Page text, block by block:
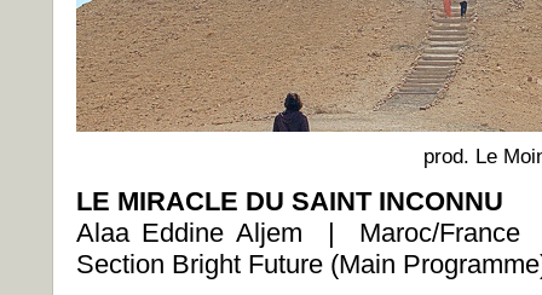
prod. Le
LE MIRACLE DU SAINT INCONNU
Alaa Eddine Aljem | Maroc/
Section Bright Future (Main